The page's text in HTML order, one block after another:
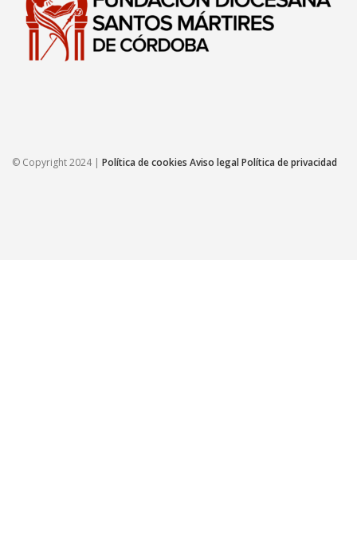
© Copyright 2024 | Política de cookies Aviso legalPolítica de privacidad